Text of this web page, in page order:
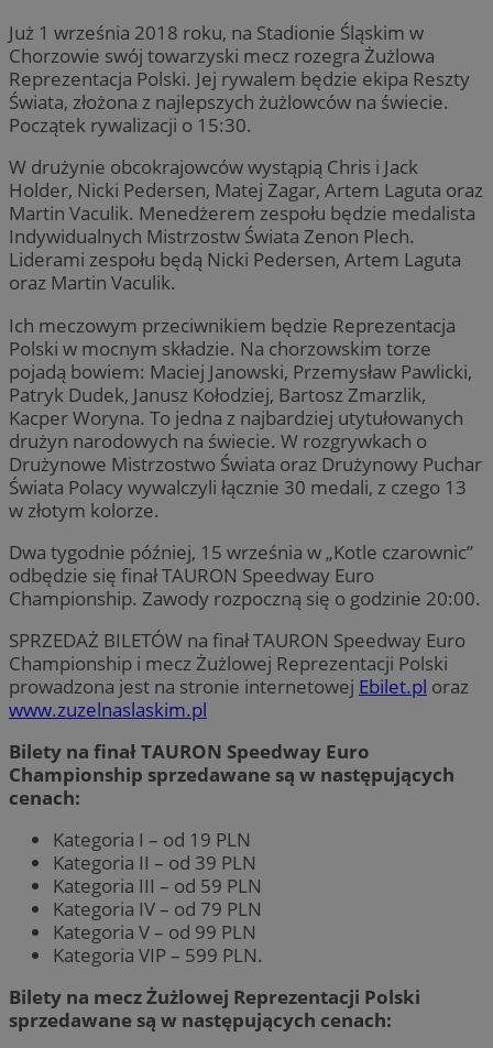
Już 1 września 2018 roku, na Stadionie Śląskim w
Chorzowie swój towarzyski mecz rozegra Żużlowa
Reprezentacja Polski. Jej rywalem będzie ekipa Reszty
Świata, złożona z najlepszych żużlowców na świecie.
Początek rywalizacji o 15:30.
W drużynie obcokrajowców wystąpią Chris i Jack
Holder, Nicki Pedersen, Matej Zagar, Artem Laguta oraz
Martin Vaculik. Menedżerem zespołu będzie medalista
Indywidualnych Mistrzostw Świata Zenon Plech.
Liderami zespołu będą Nicki Pedersen, Artem Laguta
oraz Martin Vaculik.
Ich meczowym przeciwnikiem będzie Reprezentacja
Polski w mocnym składzie. Na chorzowskim torze
pojadą bowiem: Maciej Janowski, Przemysław Pawlicki,
Patryk Dudek, Janusz Kołodziej, Bartosz Zmarzlik,
Kacper Woryna. To jedna z najbardziej utytułowanych
drużyn narodowych na świecie. W rozgrywkach o
Drużynowe Mistrzostwo Świata oraz Drużynowy Puchar
Świata Polacy wywalczyli łącznie 30 medali, z czego 13
w złotym kolorze.
Dwa tygodnie później, 15 września w „Kotle czarownic”
odbędzie się finał TAURON Speedway Euro
Championship. Zawody rozpoczną się o godzinie 20:00.
SPRZEDAŻ BILETÓW na finał TAURON Speedway Euro
Championship i mecz Żużlowej Reprezentacji Polski
prowadzona jest na stronie internetowej Ebilet.pl oraz
www.zuzelnaslaskim.pl
Bilety na finał TAURON Speedway Euro
Championship sprzedawane są w następujących
cenach:
Kategoria I – od 19 PLN
Kategoria II – od 39 PLN
Kategoria III – od 59 PLN
Kategoria IV – od 79 PLN
Kategoria V – od 99 PLN
Kategoria VIP – 599 PLN.
Bilety na mecz Żużlowej Reprezentacji Polski
sprzedawane są w następujących cenach: